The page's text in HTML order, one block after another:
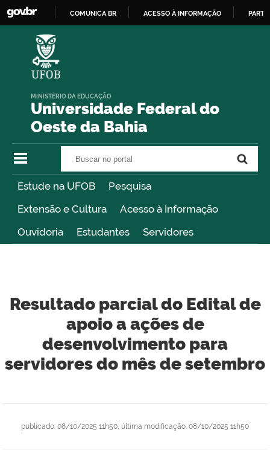
COMUNICA BR ACESSO À INFORMAÇÃO
Universidade Federal do
Oeste da Bahia
MINISTÉRIO DA EDUCAÇÃO
Estude na UFOB
Pesquisa
Extensão e Cultura
Acesso à Informação
Ouvidoria
Estudantes Servidores
Resultado parcial do Edital de
apoio a ações de
desenvolvimento para
servidores do mês de setembro
publicado: 08/10/2025 11h50 última modificação: 08/10/2025 11h50